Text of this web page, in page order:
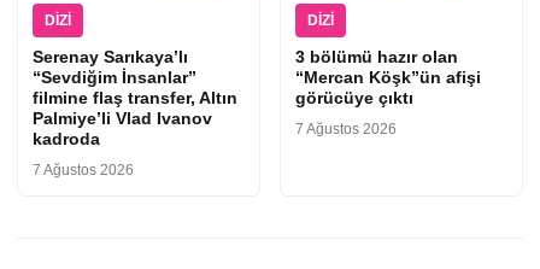
DIZI
Serenay Sarıkaya’lı
“Sevdiğim İnsanlar”
filmine flaş transfer, Altın
Palmiye’li Vlad Ivanov
kadroda
7 Ağustos 2026
DIZI
3 bölümü hazır olan
“Mercan Köşk”ün afişi
görücüye çıktı
7 Ağustos 2026